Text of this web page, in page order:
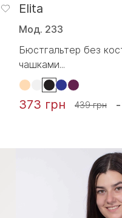
Elita
Мод. 233
Бюстгальтер без
чашками...
373 грн 439 грн